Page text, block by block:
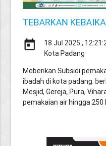
TEBARKAN
today
18 Jul 2025 ,
Kota Padang
Meberikan Subsidi
ibadah di kota padang.
Mesjid, Gereja, Pura,
pemakaian air hingga 250